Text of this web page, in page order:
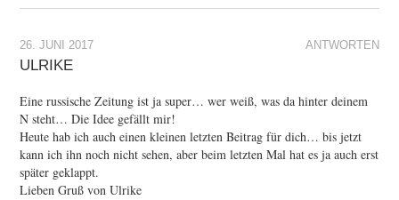
ANTWORTEN
26. JUNI 2017
ULRIKE
Eine russische Zeitung ist ja super… wer weiß, was da hinter deinem
N steht… Die Idee gefällt mir!
Heute hab ich auch einen kleinen letzten Beitrag für dich… bis jetzt
kann ich ihn noch nicht sehen, aber beim letzten Mal hat es ja auch erst
später geklappt.
Lieben Gruß von Ulrike